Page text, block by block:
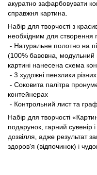
акуратно зафарбовувати
справжня картина.
Набір для творчості з
необхідним для створення
- Натуральне полотно на
(100% бавовна, модульний
картині нанесена схема
- 3 художні пензлики різних
- Соковита палітра
контейнерах
- Контрольний лист та
Набір для творчості
подарунок, гарний сувенір
дозвілля, адже результат
здоров'я (відпочинок) і